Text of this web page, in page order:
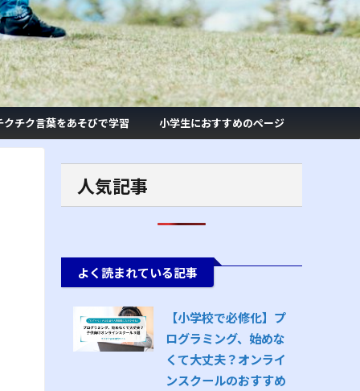
クチク言葉をあそびで学習 小学生におすすめのページ
人気記事
よく読まれている記事
【小学校で必修化】プ
ログラミング、始めな
くて大丈夫？オンライ
ンスクールのおすすめ